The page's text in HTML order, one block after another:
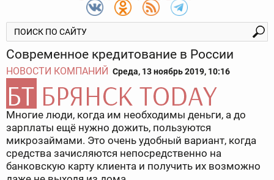
Современное кредитование в России
НОВОСТИ КОМПАНИЙ Среда, 13 ноябрь 2019, 10:16
Многие люди, когда им необходимы деньги, а до
зарплаты ещё нужно дожить, пользуются
микрозаймами. Это очень удобный вариант, когда
средства зачисляются непосредственно на
банковскую карту клиента и получить их возможно